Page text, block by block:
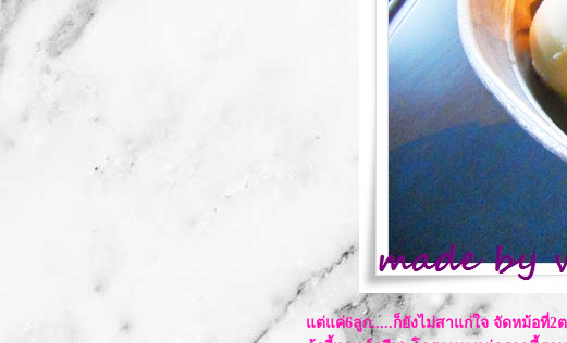
ต่แค่6ลูก.....ก็ยังไม่สาแก่ใจ จัดหม้อที่